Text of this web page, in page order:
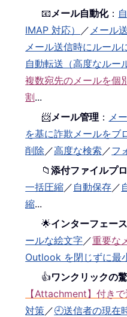
📧 メール自動化：
IMAP 対応）
／ メール
メール送信時にルー
自動転送（高度なルー
複数宛先のメールを個
割...
📨メール管理 ： メ
を基に詐欺メールをブ
削除 ／高度な検索 ／フ
📁添付ファイルプロ
一括圧縮／ 自動保存／
縮...
🌟インターフェー
ールな絵文字／重要な
Outlook を閉じずに最
👍ワンクリックの
【Attachment】付き
対策／🕘送信者の現在